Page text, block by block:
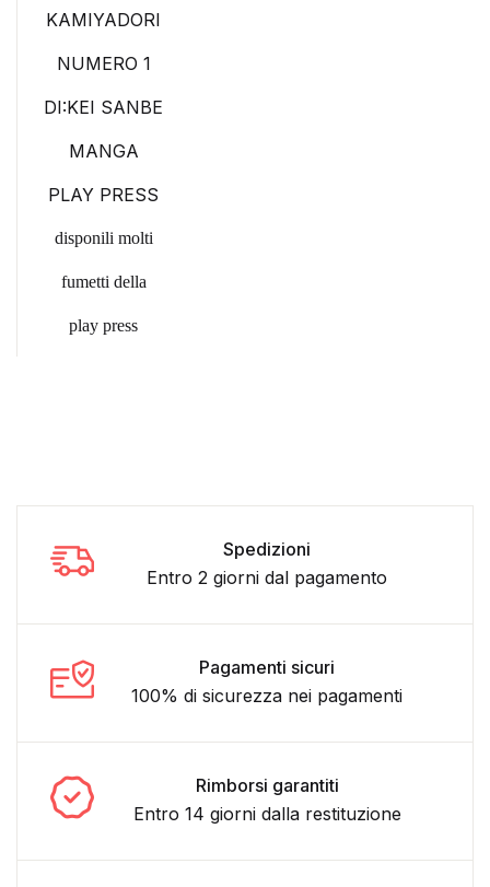
KAMIYADORI
NUMERO 1
DI:KEI SANBE
MANGA
PLAY PRESS
disponili molti
fumetti della
play press
Spedizioni
Entro 2 giorni dal pagamento
Pagamenti sicuri
100% di sicurezza nei pagamenti
Rimborsi garantiti
Entro 14 giorni dalla restituzione